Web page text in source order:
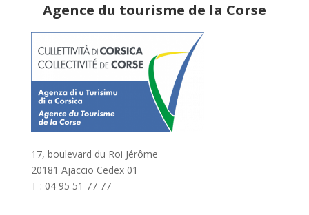
Agence du tourisme de la Corse
17, boulevard du Roi Jérôme
20181 Ajaccio Cedex 01
T : 04 95 51 77 77